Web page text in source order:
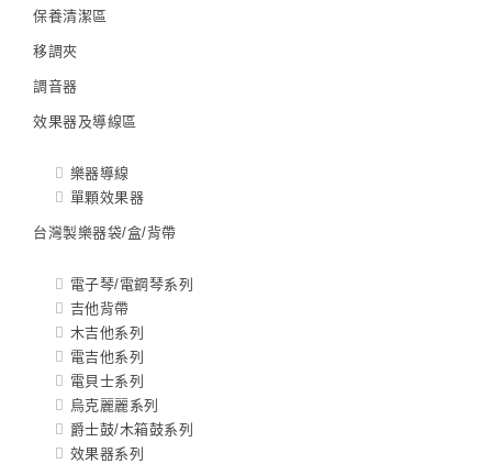
保養清潔區
移調夾
調音器
效果器及導線區
樂器導線
單顆效果器
台灣製樂器袋/盒/背帶
電子琴/電鋼琴系列
吉他背帶
木吉他系列
電吉他系列
電貝士系列
烏克麗麗系列
爵士鼓/木箱鼓系列
效果器系列